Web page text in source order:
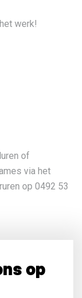
werk!
of
via het
op 0492 53
op